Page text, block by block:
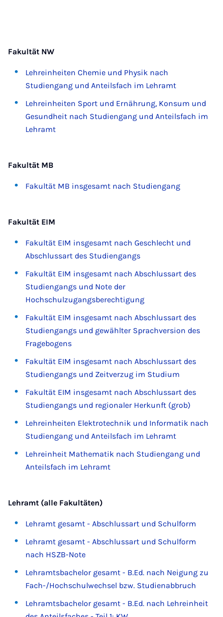
Fakultät NW
Lehreinheiten Chemie und Physik nach
Studiengang und Anteilsfach im Lehramt
Lehreinheiten Sport und Ernährung, Konsum und
Gesundheit nach Studiengang und Anteilsfach im
Lehramt
Fakultät MB
Fakultät MB insgesamt nach Studiengang
Fakultät EIM
Fakultät EIM insgesamt nach Geschlecht und
Abschlussart des Studiengangs
Fakultät EIM insgesamt nach Abschlussart des
Studiengangs und Note der
Hochschulzugangsberechtigung
Fakultät EIM insgesamt nach Abschlussart des
Studiengangs und gewählter Sprachversion des
Fragebogens
Fakultät EIM insgesamt nach Abschlussart des
Studiengangs und Zeitverzug im Studium
Fakultät EIM insgesamt nach Abschlussart des
Studiengangs und regionaler Herkunft (grob)
Lehreinheiten Elektrotechnik und Informatik nach
Studiengang und Anteilsfach im Lehramt
Lehreinheit Mathematik nach Studiengang und
Anteilsfach im Lehramt
Lehramt (alle Fakultäten)
Lehramt gesamt - Abschlussart und Schulform
Lehramt gesamt - Abschlussart und Schulform
nach HSZB-Note
Lehramtsbachelor gesamt - B.Ed. nach Neigung zu
Fach-/Hochschulwechsel bzw. Studienabbruch
Lehramtsbachelor gesamt - B.Ed. nach Lehreinheit